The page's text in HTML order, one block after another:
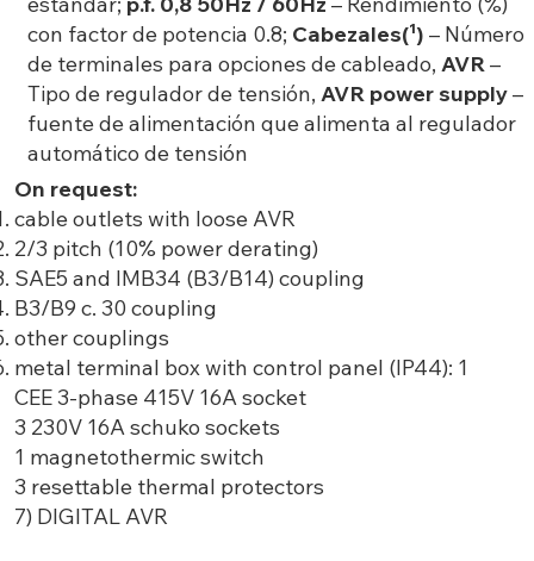
con factor de potencia 0.8; Cabezales(¹) – Número
de terminales para opciones de cableado, AVR –
Tipo de regulador de tensión, AVR power supply–
fuente de alimentación que alimenta al regulador
automático de tensión
On request:
cable outlets with loose AVR
2/3 pitch (10% power derating)
SAE5 and IMB34 (B3/B14) coupling
B3/B9 c. 30 coupling
other couplings
metal terminal box with control panel (IP44): 1
CEE 3-phase 415V 16A socket
3 230V 16A schuko sockets
1 magnetothermic switch
3 resettable thermal protectors
7) DIGITAL AVR